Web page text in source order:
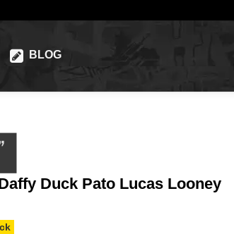
BLOG
Duck Pato Lucas Looney